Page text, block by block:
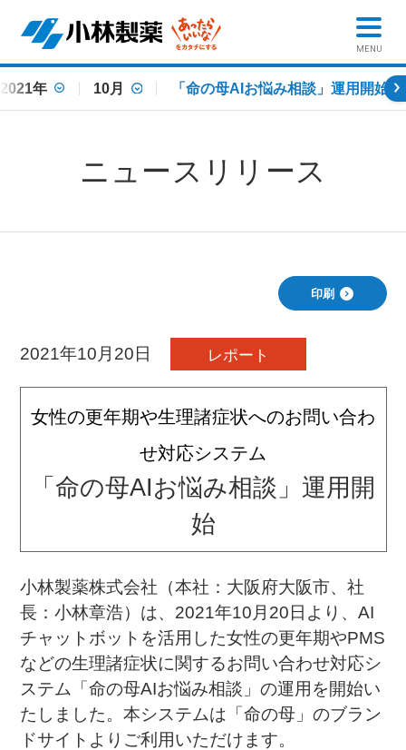
MENU
2021年 10月 「命の母AIお悩み相談」運用開始
ニュースリリース
印刷
2021年10月20日 レポート
女性の更年期や生理諸症状へのお問い合わ
せ対応システム
「命の母AIお悩み相談」運用開
始
小林製薬株式会社（本社：大阪府大阪市、社
長：小林章浩）は、2021年10月20日より、AI
チャットボットを活用した女性の更年期やPMS
などの生理諸症状に関するお問い合わせ対応シ
ステム「命の母AIお悩み相談」の運用を開始い
たしました。本システムは「命の母」のブラン
ドサイトよりご利用いただけます。